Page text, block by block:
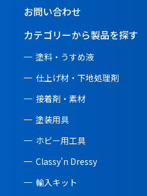
お問い合わせ
カテゴリーから製品を探す
塗料・うすめ液
仕上げ材・下地処理剤
接着剤・素材
塗装用具
ホビー用工具
Classy'n Dressy
輸入キット